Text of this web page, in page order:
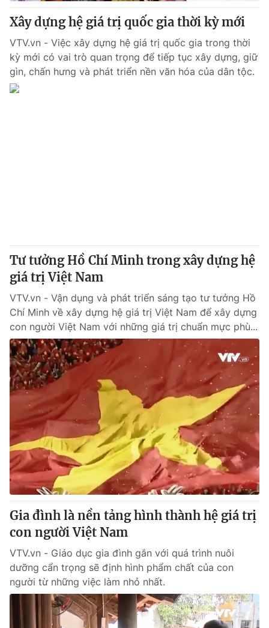
thuận bằng văn bản. Ghi rõ nguồn VTV.vn khi phát hành lại
thông tin từ website này.
Xây dựng hệ giá trị quốc gia thời kỳ mới
VTV.vn - Việc xây dựng hệ giá trị quốc gia trong thời
kỳ mới có vai trò quan trọng để tiếp tục xây dựng, giữ
gìn, chấn hưng và phát triển nền văn hóa của dân tộc.
Tư tưởng Hồ Chí Minh trong xây dựng hệ
giá trị Việt Nam
VTV.vn - Vận dụng và phát triển sáng tạo tư tưởng Hồ
Chí Minh về xây dựng hệ giá trị Việt Nam để xây dựng
con người Việt Nam với những giá trị chuẩn mực phù...
Gia đình là nền tảng hình thành hệ giá trị
con người Việt Nam
VTV.vn - Giáo dục gia đình gắn với quá trình nuôi
dưỡng cẩn trọng sẽ định hình phẩm chất của con
người từ những việc làm nhỏ nhất.